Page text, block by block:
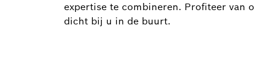
expertise te combineren. Profiteer van
dicht bij u in de buurt.